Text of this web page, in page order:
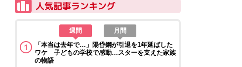
週間
月間
「本当は去年で…」陽岱鋼が引退を1年延ばした
ワケ 子どもの学校で感動…スターを支えた家族
の物語